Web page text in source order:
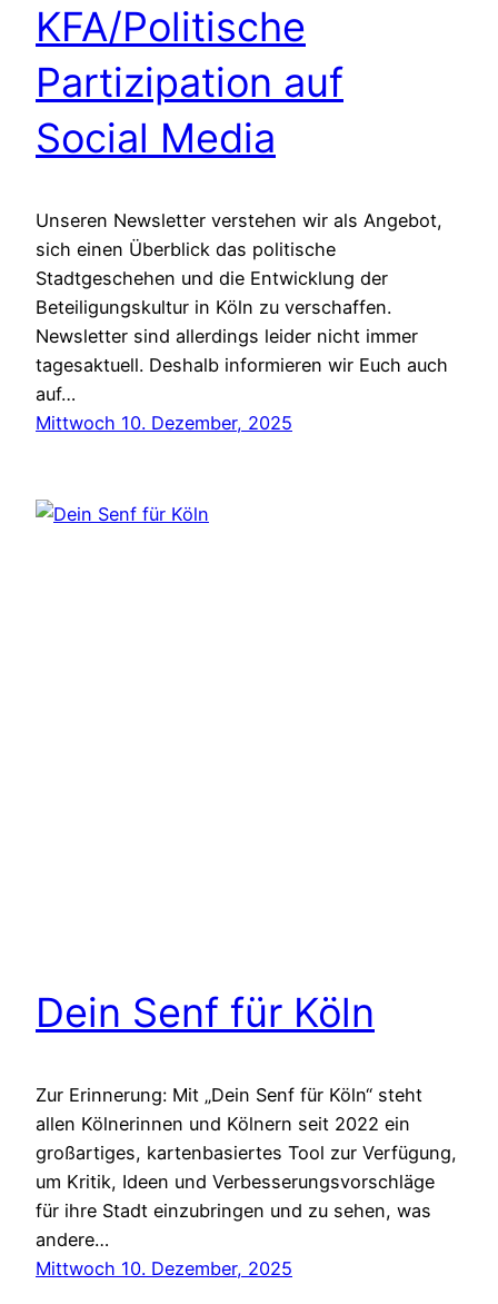
KFA/Politische
Partizipation auf
Social Media
Unseren Newsletter verstehen wir als Angebot,
sich einen Überblick das politische
Stadtgeschehen und die Entwicklung der
Beteiligungskultur in Köln zu verschaffen.
Newsletter sind allerdings leider nicht immer
tagesaktuell. Deshalb informieren wir Euch auch
auf…
Mittwoch 10. Dezember, 2025
Dein Senf für Köln
Zur Erinnerung: Mit „Dein Senf für Köln“ steht
allen Kölnerinnen und Kölnern seit 2022 ein
großartiges, kartenbasiertes Tool zur Verfügung,
um Kritik, Ideen und Verbesserungsvorschläge
für ihre Stadt einzubringen und zu sehen, was
andere…
Mittwoch 10. Dezember, 2025